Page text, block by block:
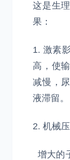
这是生
果：
1. 激素
高，使
减慢，
液滞留。
2. 机械压
增大的